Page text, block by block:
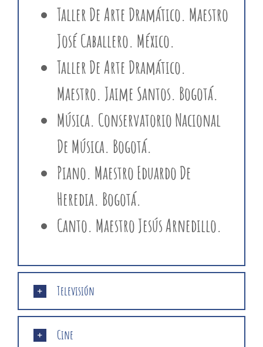
Taller De Arte Dramático. Maestro
José Caballero. México.
Taller De Arte Dramático.
Maestro. Jaime Santos. Bogotá.
Música. Conservatorio Nacional
De Música. Bogotá.
Piano. Maestro Eduardo De
Heredia. Bogotá.
Canto. Maestro Jesús Arnedillo.
Televisión
Cine